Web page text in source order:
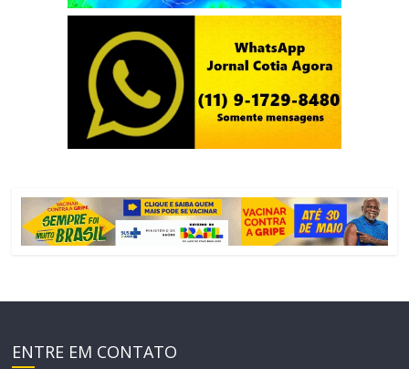
ENTRE EM CONTATO